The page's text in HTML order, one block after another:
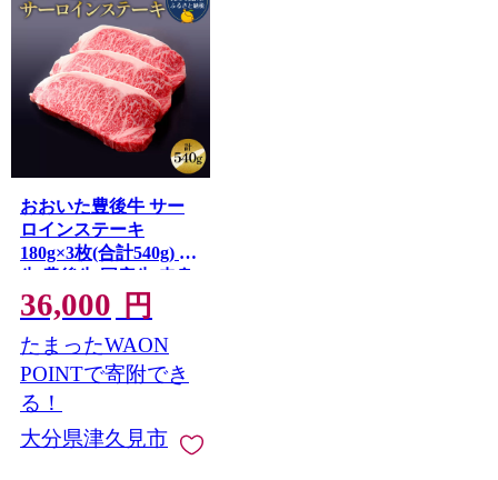
おおいた豊後牛 サー
ロインステーキ
180g×3枚(合計540g) 和
牛 豊後牛 国産牛 赤身
肉 焼き肉 焼肉 ステー
キ肉 大分県産 九州産
津久見市 国産
【tsu0001017】
36,000 円
たまったWAON
POINTで寄附でき
る！
大分県津久見市